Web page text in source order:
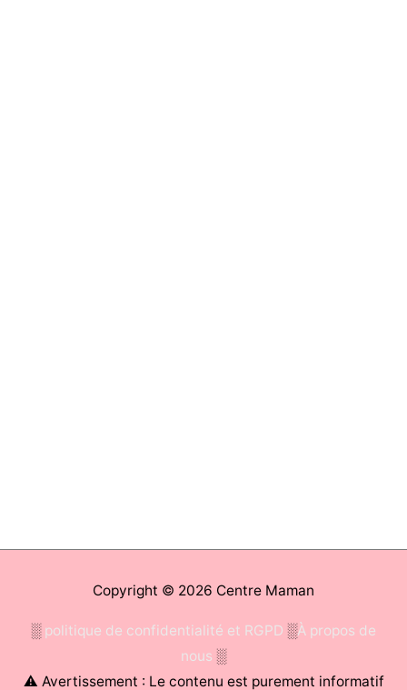
Copyright © 2026 Centre Maman
░ politique de confidentialité et RGPD ░À propos de
nous ░
⚠ Avertissement : Le contenu est purement informatif